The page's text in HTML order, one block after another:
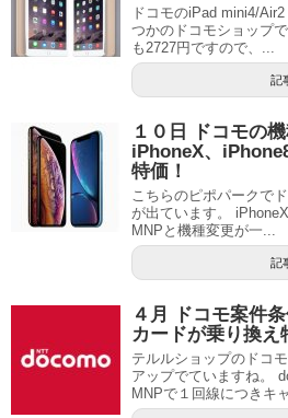
ドコモのiPad mini4/
つかのドコモショップ
も2727円ですので、...
記
１０日 ドコモの
iPhoneX、
特価！
こちらのピポパークで
が出ています。
MNPと機種変更が一...
記
４月 ドコモ案件
カードが乗り換え
テルルショップのドコ
アップでていますね。
MNPで１回線につきキ